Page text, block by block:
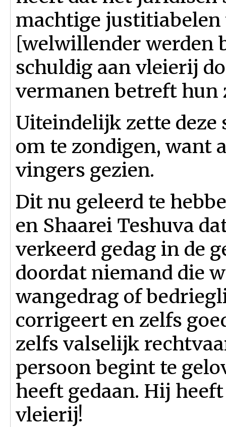
machtige justitiabelen
[welwillender werden
schuldig aan vleierij
vermanen betreft hun
Uiteindelijk zette
om te zondigen, want
vingers gezien.
Dit nu geleerd te
en Shaarei Teshuva
verkeerd gedag in de
doordat niemand die
wangedrag of
corrigeert en zelfs
zelfs valselijk
persoon begint te
heeft gedaan. Hij
vleierij!